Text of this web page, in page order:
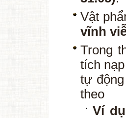
Vật
vĩnh
Trong
tích
tự
theo
Ví